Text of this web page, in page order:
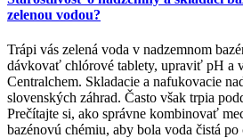
zelenou vodou?
Trápi vás zelená voda v nadzemnom
dávkovať chlórové tablety, upraviť pH a
Centralchem. Skladacie a nafukovacie
slovenských záhrad. Často však trpia
Prečítajte si, ako správne kombinovať
bazénovú chémiu, aby bola voda čistá po